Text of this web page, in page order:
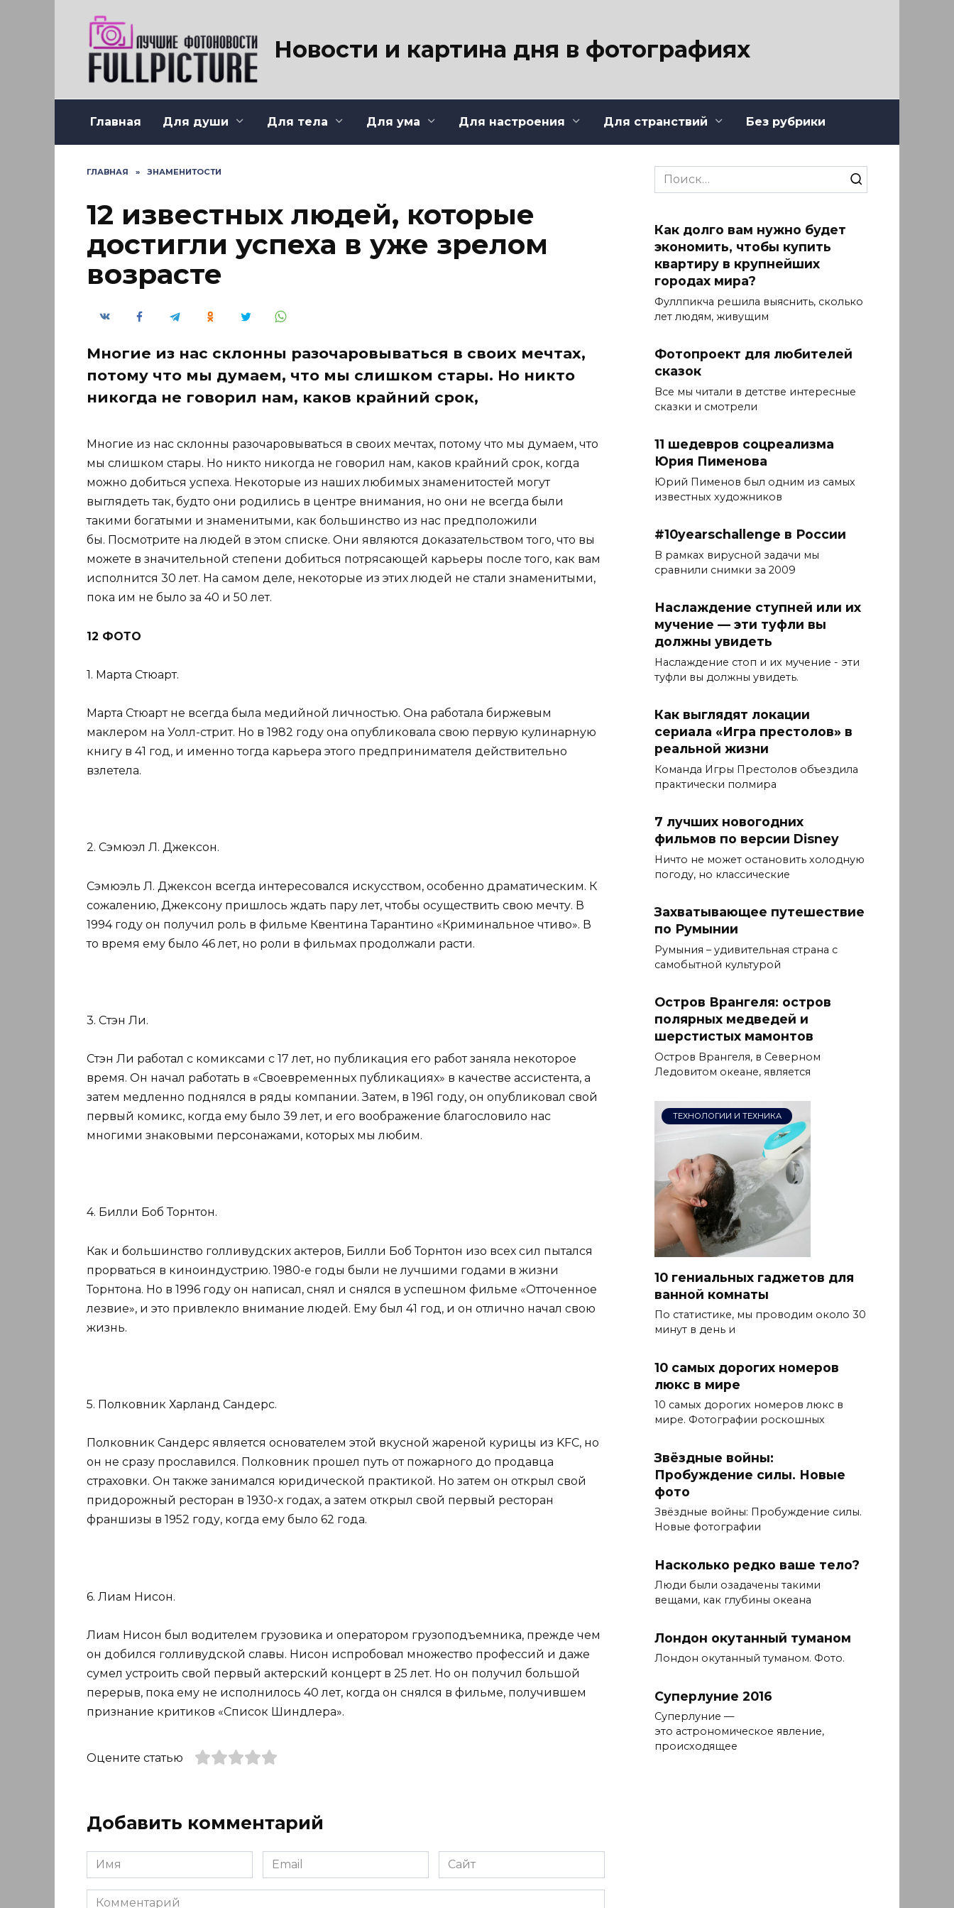
Новости и картина дня в фотографиях
Главная Для души Для тела Для ума Для настроения Для странствий Без рубрики
ГЛАВНАЯ » ЗНАМЕНИТОСТИ
12 известных людей, которые
достигли успеха в уже зрелом
возрасте
Многие из нас склонны разочаровываться в своих мечтах,
потому что мы думаем, что мы слишком стары. Но никто
никогда не говорил нам, каков крайний срок,
Многие из нас склонны разочаровываться в своих мечтах, потому что мы думаем, что
мы слишком стары. Но никто никогда не говорил нам, каков крайний срок, когда
можно добиться успеха. Некоторые из наших любимых знаменитостей могут
выглядеть так, будто они родились в центре внимания, но они не всегда были
такими богатыми и знаменитыми, как большинство из нас предположили
бы. Посмотрите на людей в этом списке. Они являются доказательством того, что вы
можете в значительной степени добиться потрясающей карьеры после того, как вам
исполнится 30 лет. На самом деле, некоторые из этих людей не стали знаменитыми,
пока им не было за 40 и 50 лет.
12 ФОТО
1. Марта Стюарт.
Марта Стюарт не всегда была медийной личностью. Она работала биржевым
маклером на Уолл-стрит. Но в 1982 году она опубликовала свою первую кулинарную
книгу в 41 год, и именно тогда карьера этого предпринимателя действительно
взлетела.
2. Сэмюэл Л. Джексон.
Сэмюэль Л. Джексон всегда интересовался искусством, особенно драматическим. К
сожалению, Джексону пришлось ждать пару лет, чтобы осуществить свою мечту. В
1994 году он получил роль в фильме Квентина Тарантино «Криминальное чтиво». В
то время ему было 46 лет, но роли в фильмах продолжали расти.
3. Стэн Ли.
Стэн Ли работал с комиксами с 17 лет, но публикация его работ заняла некоторое
время. Он начал работать в «Своевременных публикациях» в качестве ассистента, а
затем медленно поднялся в ряды компании. Затем, в 1961 году, он опубликовал свой
первый комикс, когда ему было 39 лет, и его воображение благословило нас
многими знаковыми персонажами, которых мы любим.
4. Билли Боб Торнтон.
Как и большинство голливудских актеров, Билли Боб Торнтон изо всех сил пытался
прорваться в киноиндустрию. 1980-е годы были не лучшими годами в жизни
Торнтона. Но в 1996 году он написал, снял и снялся в успешном фильме «Отточенное
лезвие», и это привлекло внимание людей. Ему был 41 год, и он отлично начал свою
жизнь.
5. Полковник Харланд Сандерс.
Полковник Сандерс является основателем этой вкусной жареной курицы из KFC, но
он не сразу прославился. Полковник прошел путь от пожарного до продавца
страховки. Он также занимался юридической практикой. Но затем он открыл свой
придорожный ресторан в 1930-х годах, а затем открыл свой первый ресторан
франшизы в 1952 году, когда ему было 62 года.
6. Лиам Нисон.
Лиам Нисон был водителем грузовика и оператором грузоподъемника, прежде чем
он добился голливудской славы. Нисон испробовал множество профессий и даже
сумел устроить свой первый актерский концерт в 25 лет. Но он получил большой
перерыв, пока ему не исполнилось 40 лет, когда он снялся в фильме, получившем
признание критиков «Список Шиндлера».
Оцените статью
Добавить комментарий
Имя
*
Email
*
Сайт
Комментарий
Search
for:
Как долго вам нужно будет
экономить, чтобы купить
квартиру в крупнейших
городах мира?
Фуллпикча решила выяснить, сколько
лет людям, живущим
Фотопроект для любителей
сказок
Все мы читали в детстве интересные
сказки и смотрели
11 шедевров соцреализма
Юрия Пименова
Юрий Пименов был одним из самых
известных художников
#10yearschallenge в России
В рамках вирусной задачи мы
сравнили снимки за 2009
Наслаждение ступней или их
мучение — эти туфли вы
должны увидеть
Наслаждение стоп и их мучение - эти
туфли вы должны увидеть.
Как выглядят локации
сериала «Игра престолов» в
реальной жизни
Команда Игры Престолов объездила
практически полмира
7 лучших новогодних
фильмов по версии Disney
Ничто не может остановить холодную
погоду, но классические
Захватывающее путешествие
по Румынии
Румыния – удивительная страна с
самобытной культурой
Остров Врангеля: остров
полярных медведей и
шерстистых мамонтов
Остров Врангеля, в Северном
Ледовитом океане, является
ТЕХНОЛОГИИ И ТЕХНИКА
10 гениальных гаджетов для
ванной комнаты
По статистике, мы проводим около 30
минут в день и
10 самых дорогих номеров
люкс в мире
10 самых дорогих номеров люкс в
мире. Фотографии роскошных
Звёздные войны:
Пробуждение силы. Новые
фото
Звёздные войны: Пробуждение силы.
Новые фотографии
Насколько редко ваше тело?
Люди были озадачены такими
вещами, как глубины океана
Лондон окутанный туманом
Лондон окутанный туманом. Фото.
Суперлуние 2016
Суперлуние —
это астрономическое явление,
происходящее